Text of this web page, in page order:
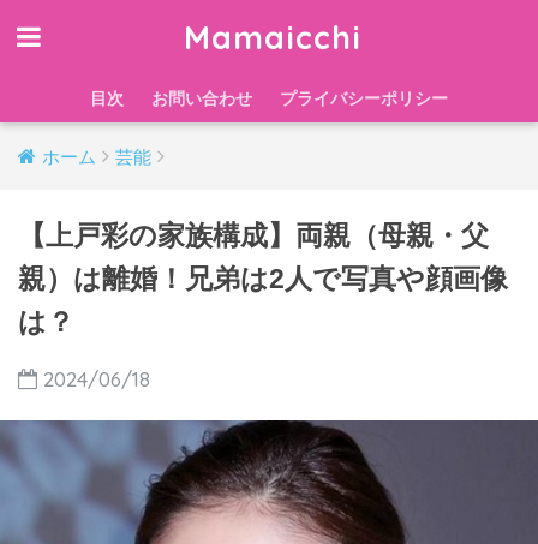
Mamaicchi
目次 お問い合わせ プライバシーポリシー
ホーム 芸能
【上戸彩の家族構成】両親（母親・父
親）は離婚！兄弟は2人で写真や顔画像
は？
2024/06/18